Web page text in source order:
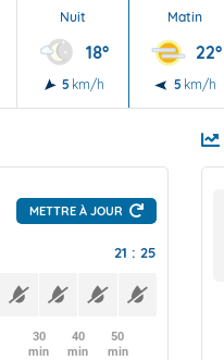
Nuit
18°
5 km/h
Matin
22°
5 km/h
METTRE À JOUR
21 : 25
30
min
40
min
50
min